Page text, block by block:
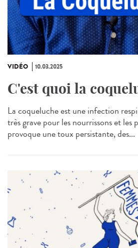
VIDÉO 10.03.2025
C'est quoi la
La coqueluche est une infection
très grave pour les nourrissons et les
provoque une toux persistante, des...